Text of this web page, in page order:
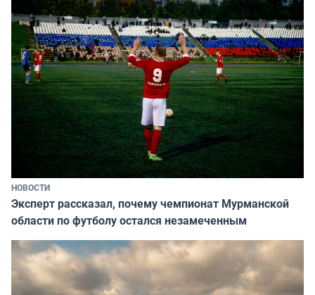
НОВОСТИ
Эксперт рассказал, почему чемпионат Мурманской
области по футболу остался незамеченным